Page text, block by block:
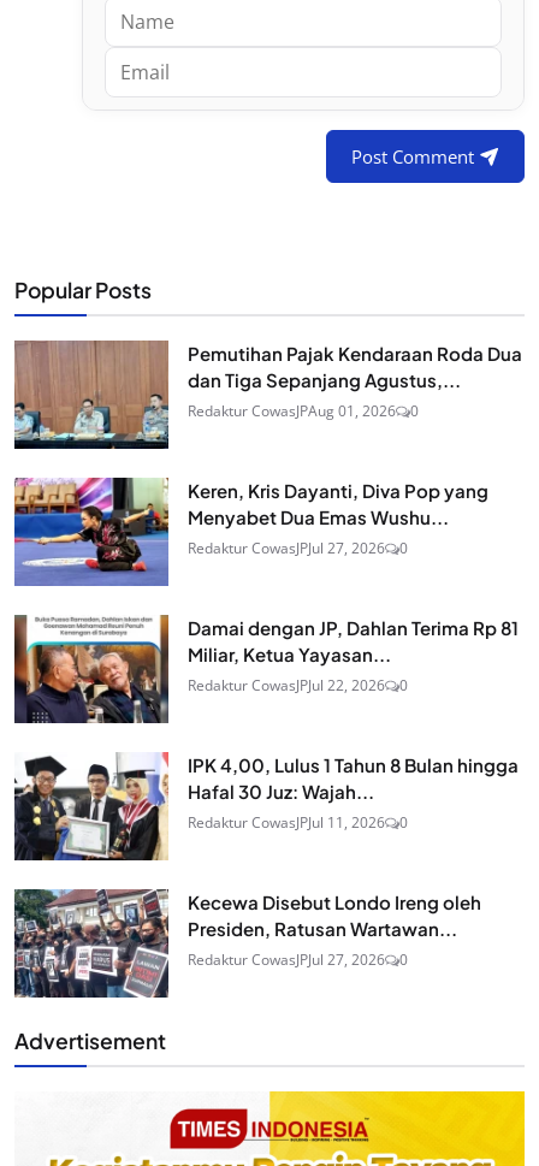
Post Comment
Popular Posts
Pemutihan Pajak Kendaraan Roda Dua
dan Tiga Sepanjang Agustus,...
Redaktur CowasJPAug 01, 2026 0
Keren, Kris Dayanti, Diva Pop yang
Menyabet Dua Emas Wushu...
Redaktur CowasJPJul 27, 2026 0
Damai dengan JP, Dahlan Terima Rp 81
Miliar, Ketua Yayasan...
Redaktur CowasJPJul 22, 2026 0
IPK 4,00, Lulus 1 Tahun 8 Bulan hingga
Hafal 30 Juz: Wajah...
Redaktur CowasJPJul 11, 2026 0
Kecewa Disebut Londo Ireng oleh
Presiden, Ratusan Wartawan...
Redaktur CowasJPJul 27, 2026 0
Advertisement